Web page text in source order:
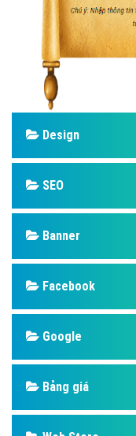
Design
SEO
Banner
Facebook
Google
Bảng giá